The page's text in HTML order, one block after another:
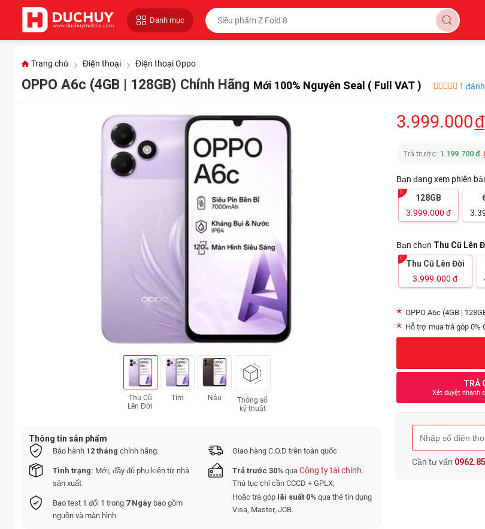
Danh mục
Trang chủ Điện thoại Điện thoại Oppo
OPPO A6c (4GB | 128GB) Chính Hãng Mới 100% Nguyên Seal ( Full VAT ) 1
Thu Cũ
Lên Đời
Tím Nâu
Thông số
kỹ thuật
Thông tin sản phẩm
Bảo hành12 tháng chính hãng. Giao hàng C.O.D trên toàn quốc
Tình trạng: Mới, đầy đủ phụ kiện từ nhà
sản xuất
Trả trước 30% qua Công ty tài chính.
Thủ tục chỉ cần CCCD + GPLX;
Bao test 1 đổi 1 trong 7 Ngàybao gồm
nguồn và màn hình
Hoặc trả góp lãi suất 0% qua thẻ tín dụng
Visa, Master, JCB.
3.999.000đ
Trả trước: 1.199.700 đ.
Bạn đang xem phiên
128GB
3.999.000 đ
Bạn chọn Thu Cũ Lên
Thu Cũ Lên Đời
3.999.000 đ
OPPO A6c (4GB |
Hỗ trợ mua trả góp 0%
TRẢ
Xét duyệt nhanh
Cần tư vấn